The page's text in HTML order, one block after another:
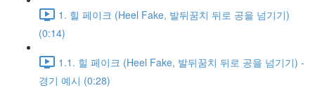
1. 힐 페이크 (Heel Fake, 발뒤꿈치 뒤로 공을 넘기기)
(0:14)
1.1. 힐 페이크 (Heel Fake, 발뒤꿈치 뒤로 공을 넘기기) -
경기 예시 (0:28)